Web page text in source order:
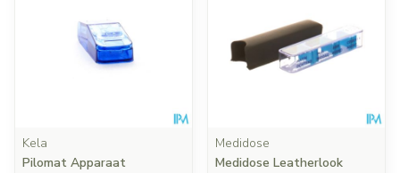
Kela
Pilomat Apparaat
Medidose
Medidose Leatherlook